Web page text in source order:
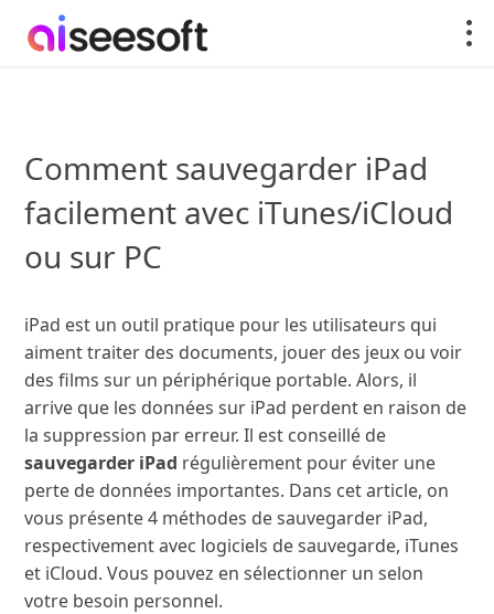
Comment sauvegarder iPad
facilement avec iTunes/iCloud
ou sur PC
iPad est un outil pratique pour les utilisateurs qui
aiment traiter des documents, jouer des jeux ou voir
des films sur un périphérique portable. Alors, il
arrive que les données sur iPad perdent en raison de
la suppression par erreur. Il est conseillé de
sauvegarder iPad régulièrement pour éviter une
perte de données importantes. Dans cet article, on
vous présente 4 méthodes de sauvegarder iPad,
respectivement avec logiciels de sauvegarde, iTunes
et iCloud. Vous pouvez en sélectionner un selon
votre besoin personnel.